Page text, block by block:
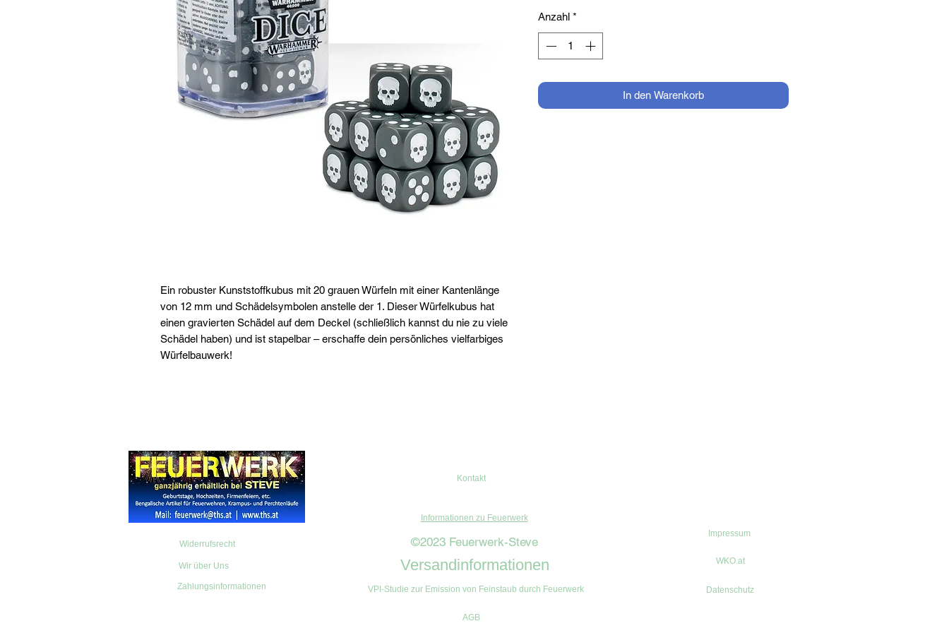
Ein robuster Kunststoffkubus mit 20 grauen Würfeln mit einer Kantenlänge
von 12 mm und Schädelsymbolen anstelle der 1. Dieser Würfelkubus hat
einen gravierten Schädel auf dem Deckel (schließlich kannst du nie zu viele
Schädel haben) und ist stapelbar – erschaffe dein persönliches vielfarbiges
Würfelbauwerk!
Anzahl *
In den Warenkorb
Widerrufsrecht
Wir über Uns
Zahlungsinformationen
Kontakt
Informationen zu Feuerwerk
©2023 Feuerwerk-Steve
Versandinformationen
VPI-Studie zur Emission von Feinstaub durch Feuerwerk
AGB
Impressum
WKO.at
Datenschutz